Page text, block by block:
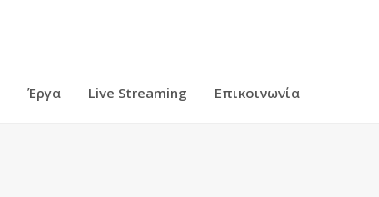
Έργα Live Streaming Επικοινωνία